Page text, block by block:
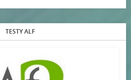
TESTY ALF